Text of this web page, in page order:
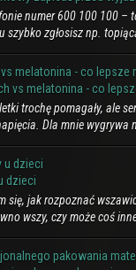
numer 600 100 100
szybko zgłosisz np.
melatonina - co lepsze
vs melatonina - co lepsze
trochę pomagały, ale
Dla mnie wygrywa
u dzieci
dzieci
się, jak rozpoznać
wszy, czy może coś
pakowania